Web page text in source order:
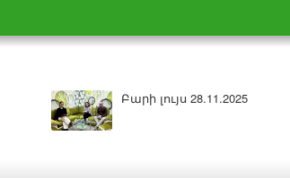
ԼՈՒՐԵՐ 26.11.2025